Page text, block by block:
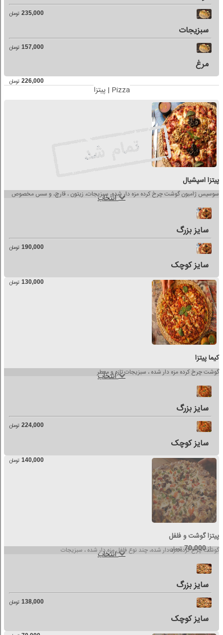
235,000 تومان
سبزیجات
157,000 تومان
مرغ
226,000 تومان
پیتزا | Pizza
پیتزا اسپشیال
سوسیس ژامبون گوشت چرخ کرده مزه دار شده، سبزیجات، زیتون ، قارچ، و سس مخصوص
انتخاب
سایز بزرگ
190,000 تومان
سایز کوچک
130,000 تومان
کیما پیتزا
گوشت چرخ کرده مزه دار شده ، سبزیجات تازه و معطر
انتخاب
سایز بزرگ
224,000 تومان
سایز کوچک
140,000 تومان
پیتزا گوشت و فلفل
گوشت چرخ کرده مزه دار شده، چند نوع فلفل مزه دار شده ، سبزیجات
از70,000 تومان انتخاب
سایز بزرگ
138,000 تومان
سایز کوچک